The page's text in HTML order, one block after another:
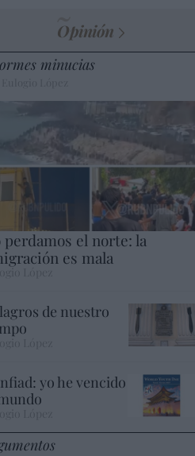
Opinión
minucias
perdamos el norte: la
es mala
López
de nuestro
yo he vencido